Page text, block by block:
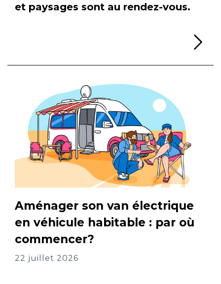
et paysages sont au rendez-vous.
Aménager son van électrique
en véhicule habitable : par où
commencer?
22 juillet 2026